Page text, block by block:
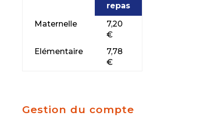
repas
Maternelle
7,20
€
Elémentaire
7,78
€
­Gestion du compte